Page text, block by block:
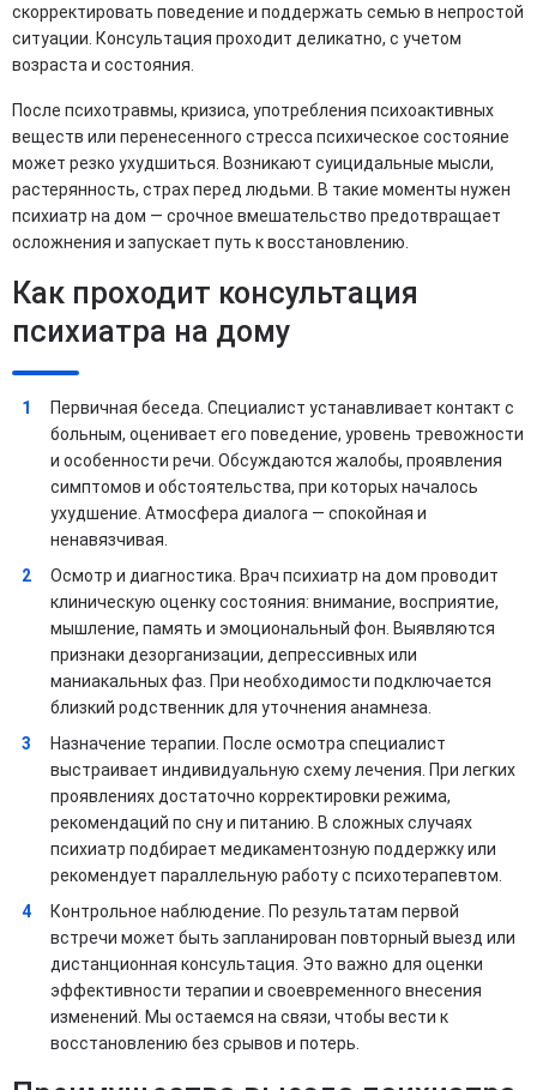
скорректировать поведение и поддержать семью в непростой
ситуации. Консультация проходит деликатно, с учетом
возраста и состояния.
После психотравмы, кризиса, употребления психоактивных
веществ или перенесенного стресса психическое состояние
может резко ухудшиться. Возникают суицидальные мысли,
растерянность, страх перед людьми. В такие моменты нужен
психиатр на дом — срочное вмешательство предотвращает
осложнения и запускает путь к восстановлению.
Как проходит консультация
психиатра на дому
Первичная беседа. Специалист устанавливает контакт с
больным, оценивает его поведение, уровень тревожности
и особенности речи. Обсуждаются жалобы, проявления
симптомов и обстоятельства, при которых началось
ухудшение. Атмосфера диалога — спокойная и
ненавязчивая.
Осмотр и диагностика. Врач психиатр на дом проводит
клиническую оценку состояния: внимание, восприятие,
мышление, память и эмоциональный фон. Выявляются
признаки дезорганизации, депрессивных или
маниакальных фаз. При необходимости подключается
близкий родственник для уточнения анамнеза.
Назначение терапии. После осмотра специалист
выстраивает индивидуальную схему лечения. При легких
проявлениях достаточно корректировки режима,
рекомендаций по сну и питанию. В сложных случаях
психиатр подбирает медикаментозную поддержку или
рекомендует параллельную работу с психотерапевтом.
Контрольное наблюдение. По результатам первой
встречи может быть запланирован повторный выезд или
дистанционная консультация. Это важно для оценки
эффективности терапии и своевременного внесения
изменений. Мы остаемся на связи, чтобы вести к
восстановлению без срывов и потерь.